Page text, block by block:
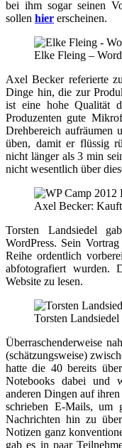
bei ihm sogar seinen
sollen hier erscheinen.
Elke Fleing –
Axel Becker referierte
Dinge hin, die zur
ist eine hohe Qualität
Produzenten gute
Drehbereich aufräumen
üben, damit er flüssig
nicht länger als 3 min
nicht wesentlich über
Axel Becker:
Torsten Landsiedel
WordPress. Sein
Reihe ordentlich
abfotografiert wurden.
Website zu lesen.
Torsten
Überraschenderweise
(schätzungsweise)
hatte die 40 bereits
Notebooks dabei und
anderen Dingen auf
schrieben E-Mails, um
Nachrichten hin zu
Notizen ganz
gab es in paar